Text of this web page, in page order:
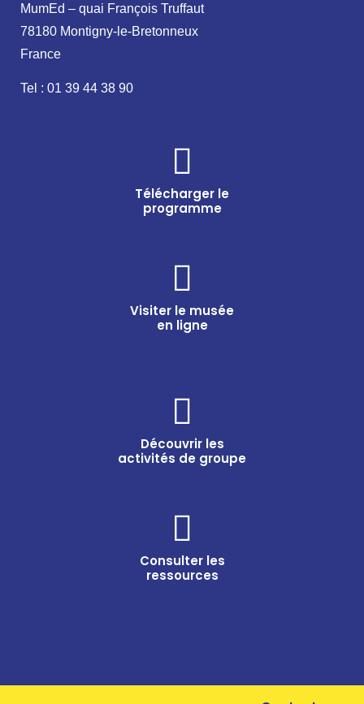
MumEd – quai François Truffaut
78180 Montigny-le-Bretonneux
France
Tel : 01 39 44 38 90
Télécharger le
programme
Visiter le musée
en ligne
Découvrir les
activités de groupe
Consulter les
ressources